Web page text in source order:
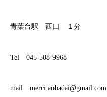
青葉台駅 西口 １分
Tel 045-508-9968
mail merci.aobadai@gmail.com